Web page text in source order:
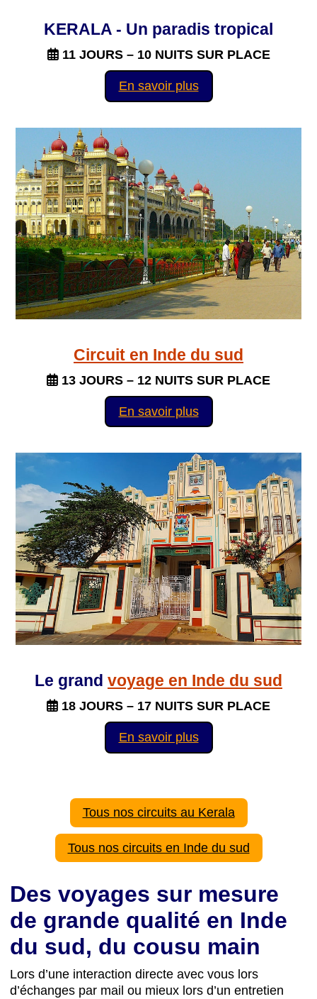
KERALA - Un paradis tropical
11 JOURS – 10 NUITS SUR PLACE
En savoir plus
Circuit en Inde du sud
13 JOURS – 12 NUITS SUR PLACE
En savoir plus
Le grand voyage en Inde du sud
18 JOURS – 17 NUITS SUR PLACE
En savoir plus
Tous nos circuits au Kerala
Tous nos circuits en Inde du sud
Des voyages sur mesure
de grande qualité en Inde
du sud, du cousu main
Lors d’une interaction directe avec vous lors
d’échanges par mail ou mieux lors d’un entretien